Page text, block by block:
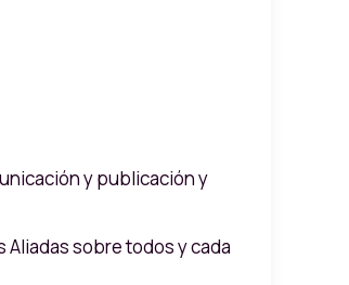
y publicación y
Aliadas sobre todos y cada